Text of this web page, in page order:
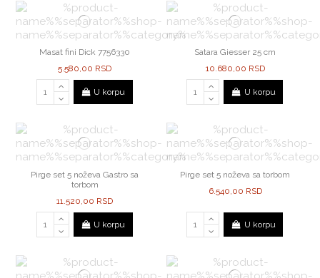
Masat fini Dick 7756330
5.580,00 RSD
U korpu
Satara Giesser 25 cm
10.680,00 RSD
U korpu
Pirge set 5 noževa Gastro sa
torbom
11.520,00 RSD
U korpu
Pirge set 5 noževa sa torbom
6.540,00 RSD
U korpu